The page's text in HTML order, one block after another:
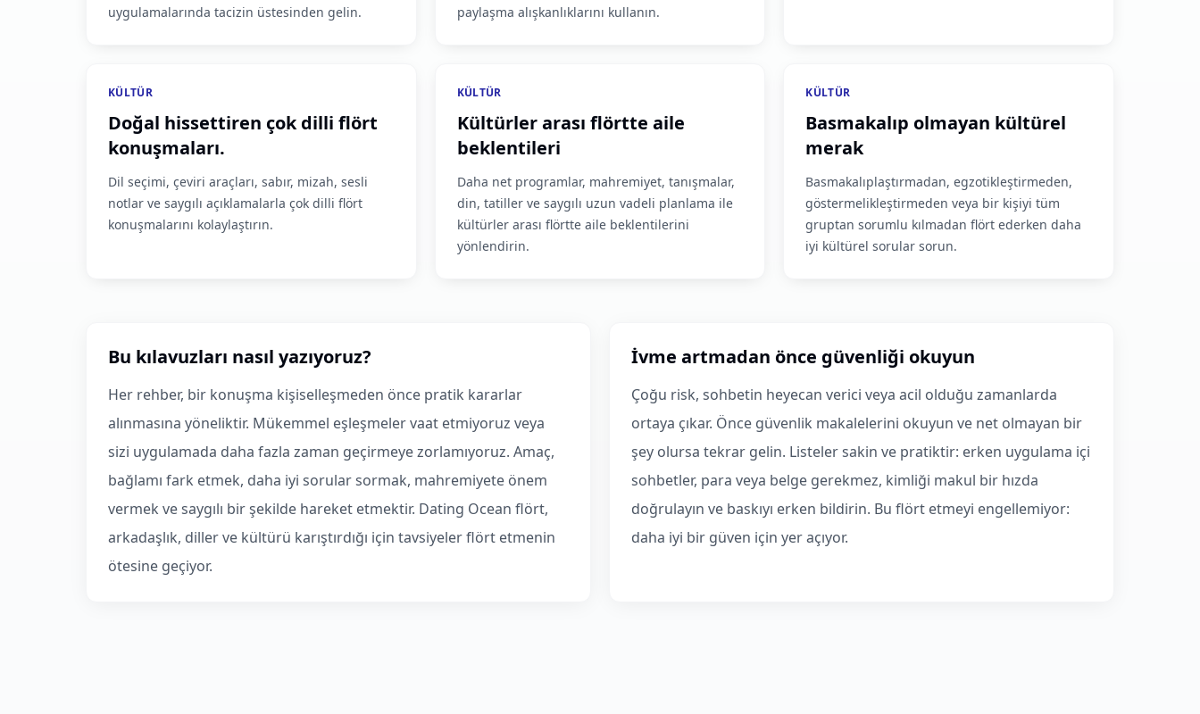
uygulamalarında tacizin üstesinden gelin.
paylaşma alışkanlıklarını kullanın.
KÜLTÜR
Doğal hissettiren çok dilli flört
konuşmaları.
Dil seçimi, çeviri araçları, sabır, mizah, sesli
notlar ve saygılı açıklamalarla çok dilli flört
konuşmalarını kolaylaştırın.
KÜLTÜR
Kültürler arası flörtte aile
beklentileri
Daha net programlar, mahremiyet, tanışmalar,
din, tatiller ve saygılı uzun vadeli planlama ile
kültürler arası flörtte aile beklentilerini
yönlendirin.
KÜLTÜR
Basmakalıp olmayan kültürel
merak
Basmakalıplaştırmadan, egzotikleştirmeden,
göstermelikleştirmeden veya bir kişiyi tüm
gruptan sorumlu kılmadan flört ederken daha
iyi kültürel sorular sorun.
Bu kılavuzları nasıl yazıyoruz?
Her rehber, bir konuşma kişiselleşmeden önce pratik kararlar
alınmasına yöneliktir. Mükemmel eşleşmeler vaat etmiyoruz veya
sizi uygulamada daha fazla zaman geçirmeye zorlamıyoruz. Amaç,
bağlamı fark etmek, daha iyi sorular sormak, mahremiyete önem
vermek ve saygılı bir şekilde hareket etmektir. Dating Ocean flört,
arkadaşlık, diller ve kültürü karıştırdığı için tavsiyeler flört etmenin
ötesine geçiyor.
İvme artmadan önce güvenliği okuyun
Çoğu risk, sohbetin heyecan verici veya acil olduğu zamanlarda
ortaya çıkar. Önce güvenlik makalelerini okuyun ve net olmayan bir
şey olursa tekrar gelin. Listeler sakin ve pratiktir: erken uygulama içi
sohbetler, para veya belge gerekmez, kimliği makul bir hızda
doğrulayın ve baskıyı erken bildirin. Bu flört etmeyi engellemiyor:
daha iyi bir güven için yer açıyor.